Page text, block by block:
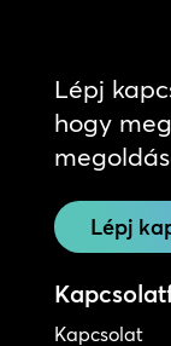
Lépj
hogy
Lépj
Kapcsolat